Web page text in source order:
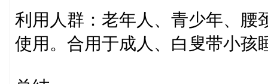
利用人群：老年人、青少年、腰
使用。合用于成人、白叟带小孩